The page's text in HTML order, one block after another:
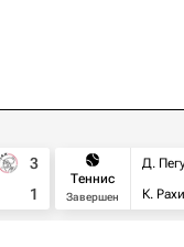
3
1
Теннис
Завершен
Д.
К.